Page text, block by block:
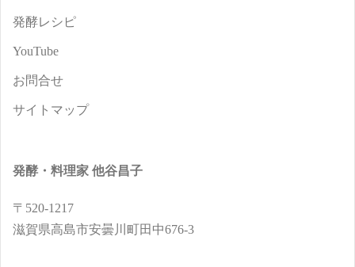
発酵レシピ
YouTube
お問合せ
サイトマップ
発酵・料理家 他谷昌子
〒520-1217
滋賀県高島市安曇川町田中676-3